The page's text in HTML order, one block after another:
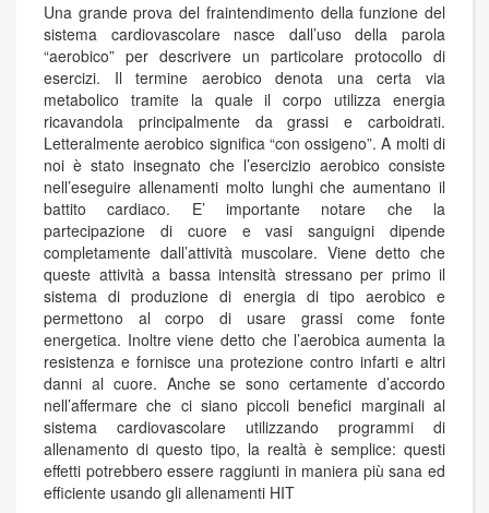
Una grande prova del fraintendimento della funzione del
sistema cardiovascolare nasce dall’uso della parola
“aerobico” per descrivere un particolare protocollo di
esercizi. Il termine aerobico denota una certa via
metabolico tramite la quale il corpo utilizza energia
ricavandola principalmente da grassi e carboidrati.
Letteralmente aerobico significa “con ossigeno”. A molti di
noi è stato insegnato che l’esercizio aerobico consiste
nell’eseguire allenamenti molto lunghi che aumentano il
battito cardiaco. E’ importante notare che la
partecipazione di cuore e vasi sanguigni dipende
completamente dall’attività muscolare. Viene detto che
queste attività a bassa intensità stressano per primo il
sistema di produzione di energia di tipo aerobico e
permettono al corpo di usare grassi come fonte
energetica. Inoltre viene detto che l’aerobica aumenta la
resistenza e fornisce una protezione contro infarti e altri
danni al cuore. Anche se sono certamente d’accordo
nell’affermare che ci siano piccoli benefici marginali al
sistema cardiovascolare utilizzando programmi di
allenamento di questo tipo, la realtà è semplice: questi
effetti potrebbero essere raggiunti in maniera più sana ed
efficiente usando gli allenamenti HIT